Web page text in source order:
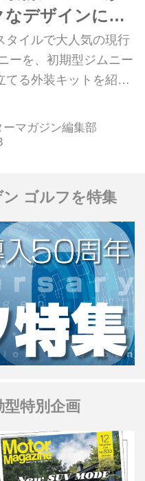
なデザインに変
タイルで大人気の現行
ーを、初期型ジムニー
てる外装キットを紹介
ーマガジン編集部
ゴルフを特集
特別企画